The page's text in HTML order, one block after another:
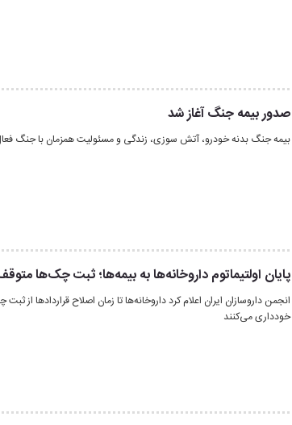
صدور بیمه جنگ آغاز شد
بیمه جنگ بدنه خودرو، آتش سوزی، زندگی و مسئولیت همزمان با جنگ
پایان اولتیماتوم داروخانه‌ها به بیمه‌ها؛ ثبت چک‌ها
انجمن داروسازان ایران اعلام کرد داروخانه‌ها تا زمان اصلاح قراردادها از
خودداری می‌کنند